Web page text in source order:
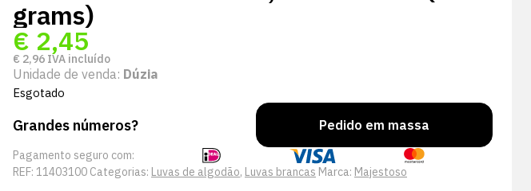
grams)
€ 2,45
€ 2,96 IVA incluído
Unidade de venda: Dúzia
Esgotado
Grandes números? Pedido em massa
Pagamento seguro com:
REF: 11403100 Categorias: Luvas de algodão, Luvas brancas Marca: Majestoso